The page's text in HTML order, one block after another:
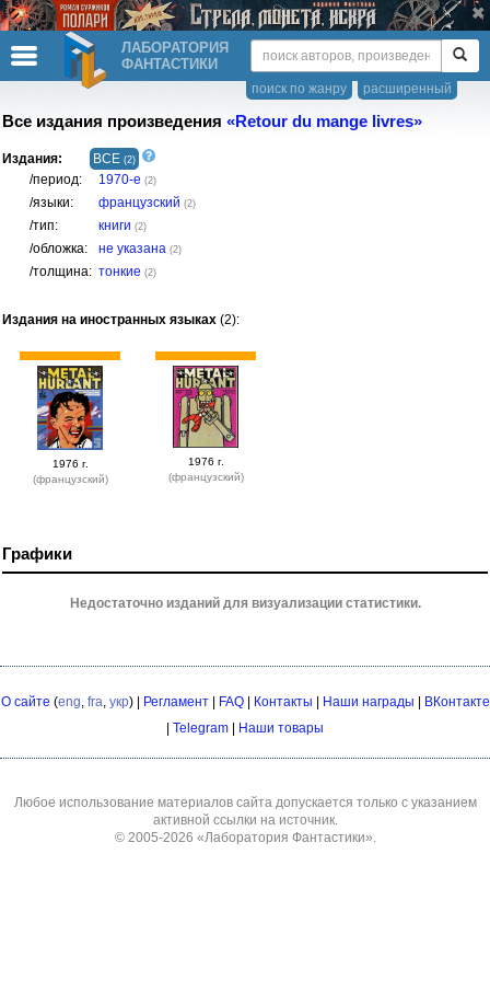
ЛАБОРАТОРИЯ
ФАНТАСТИКИ
расширенный
поиск по жанру
Все издания произведения «Retour du mange livres»
Издания: ВСЕ (2)
/период: 1970-е (2)
/языки: французский (2)
/тип: книги (2)
/обложка: не указана (2)
/толщина: тонкие (2)
Издания на иностранных языках (2):
1976 г.
(французский)
1976 г.
(французский)
Графики
Недостаточно изданий для визуализации статистики.
О сайте (eng, fra, укр) | Регламент| FAQ| Контакты Наши награды
ВКонтакте
Telegram Наши товары
Любое использование материалов сайта допускается только с указанием
активной ссылки на источник.
© 2005-2026 «Лаборатория Фантастики».